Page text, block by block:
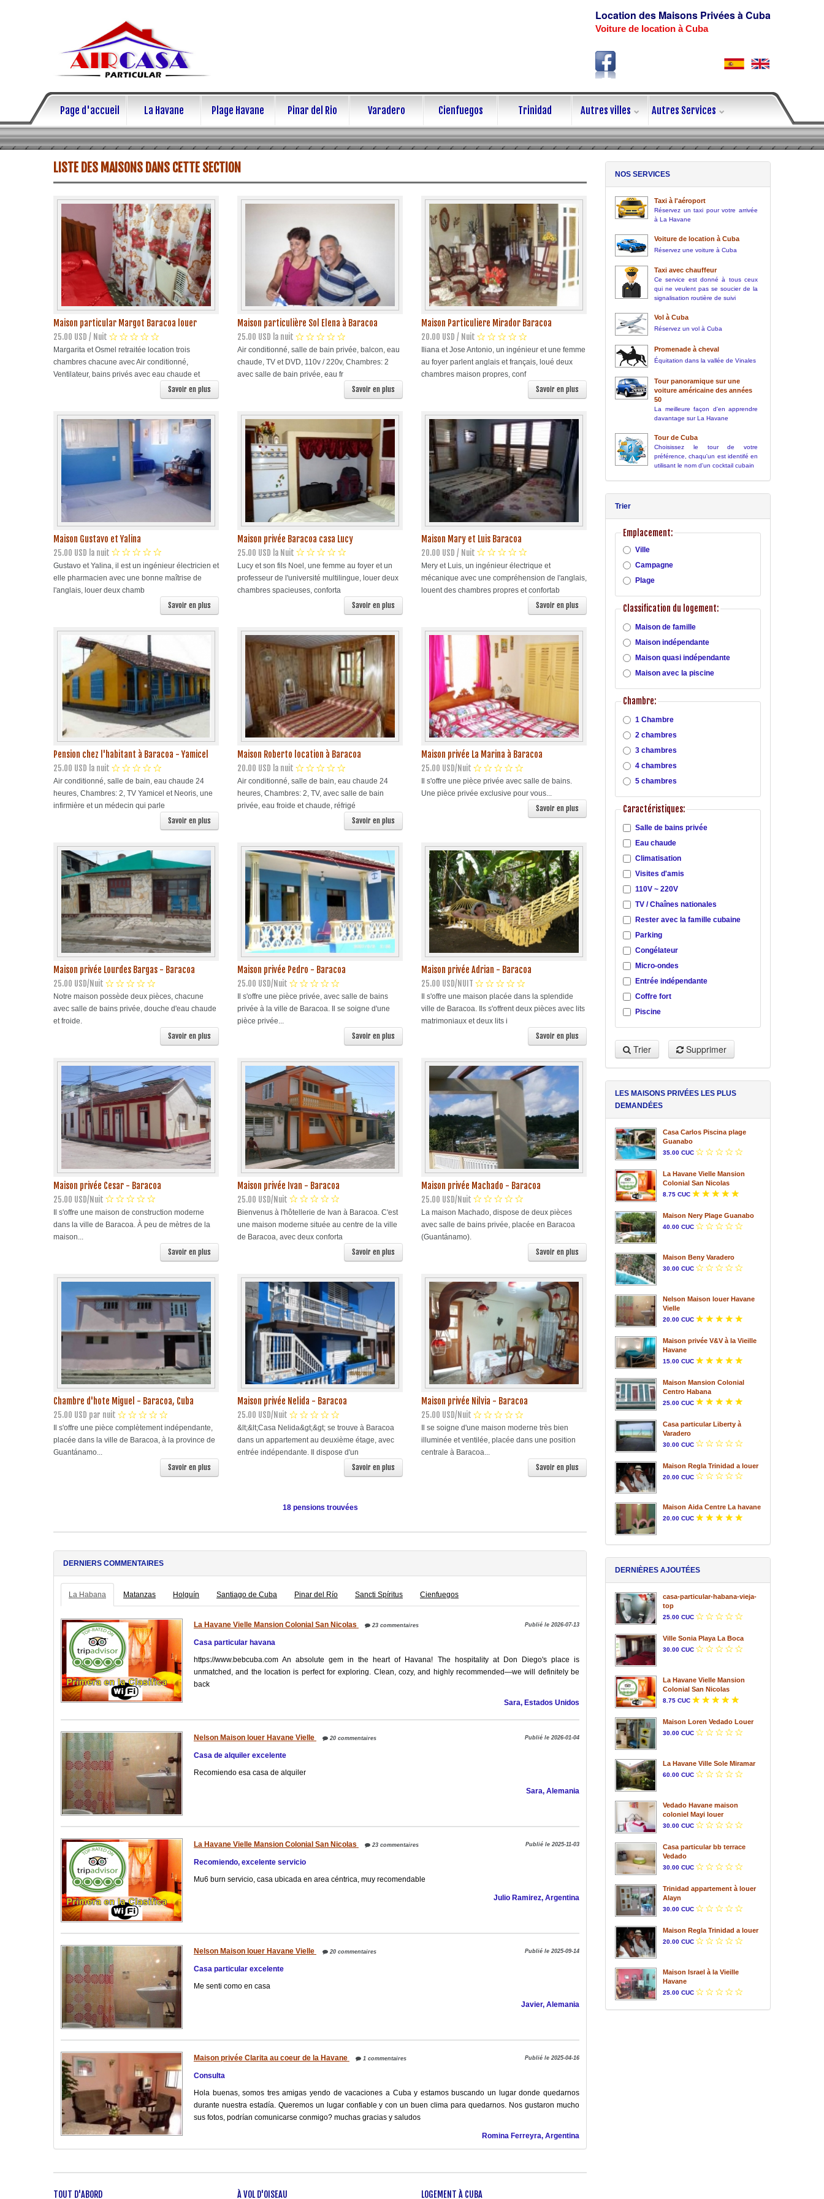
Location des Maisons Privées à Cuba
Voiture de location à Cuba
Page d'accueil La Havane Plage Havane Pinar del Rio Varadero Cienfuegos Trinidad Autres villes Autres Services
LISTE DES MAISONS DANS CETTE SECTION
Maison particular Margot Baracoa louer
25.00 USD / Nuit
Margarita et Osmel retraitée location trois
chambres chacune avec Air conditionné,
Ventilateur, bains privés avec eau chaude et
Savoir en plus
Maison particulière Sol Elena à Baracoa
25.00 USD la nuit
Air conditionné, salle de bain privée, balcon, eau
chaude, TV et DVD, 110v / 220v, Chambres: 2
avec salle de bain privée, eau fr
Savoir en plus
Maison Particuliere Mirador Baracoa
20.00 USD / Nuit
Iliana et Jose Antonio, un ingénieur et une femme
au foyer parlent anglais et français, loué deux
chambres maison propres, conf
Savoir en plus
Maison Gustavo et Yalina
25.00 USD la nuit
Gustavo et Yalina, il est un ingénieur électricien et
elle pharmacien avec une bonne maîtrise de
l'anglais, louer deux chamb
Savoir en plus
Maison privée Baracoa casa Lucy
25.00 USD la Nuit
Lucy et son fils Noel, une femme au foyer et un
professeur de l'université multilingue, louer deux
chambres spacieuses, conforta
Savoir en plus
Maison Mary et Luis Baracoa
20.00 USD / Nuit
Mery et Luis, un ingénieur électrique et
mécanique avec une compréhension de l'anglais,
louent des chambres propres et confortab
Savoir en plus
Pension chez l'habitant à Baracoa - Yamicel
25.00 USD la nuit
Air conditionné, salle de bain, eau chaude 24
heures, Chambres: 2, TV Yamicel et Neoris, une
infirmière et un médecin qui parle
Savoir en plus
Maison Roberto location à Baracoa
20.00 USD la nuit
Air conditionné, salle de bain, eau chaude 24
heures, Chambres: 2, TV, avec salle de bain
privée, eau froide et chaude, réfrigé
Savoir en plus
Maison privée La Marina à Baracoa
25.00 USD/Nuit
Il s'offre une pièce privée avec salle de bains.
Une pièce privée exclusive pour vous...
Savoir en plus
Maison privée Lourdes Bargas - Baracoa
25.00 USD/Nuit
Notre maison possède deux pièces, chacune
avec salle de bains privée, douche d'eau chaude
et froide.
Savoir en plus
Maison privée Pedro - Baracoa
25.00 USD/Nuit
Il s'offre une pièce privée, avec salle de bains
privée à la ville de Baracoa. Il se soigne d'une
pièce privée...
Savoir en plus
Maison privée Adrian - Baracoa
25.00 USD/NUIT
Il s'offre une maison placée dans la splendide
ville de Baracoa. Ils s'offrent deux pièces avec lits
matrimoniaux et deux lits i
Savoir en plus
Maison privée Cesar - Baracoa
25.00 USD/Nuit
Il s'offre une maison de construction moderne
dans la ville de Baracoa. À peu de mètres de la
maison...
Savoir en plus
Maison privée Ivan - Baracoa
25.00 USD/Nuit
Bienvenus à l'hôtellerie de Ivan à Baracoa. C'est
une maison moderne située au centre de la ville
de Baracoa, avec deux conforta
Savoir en plus
Maison privée Machado - Baracoa
25.00 USD/Nuit
La maison Machado, dispose de deux pièces
avec salle de bains privée, placée en Baracoa
(Guantánamo).
Savoir en plus
Chambre d'hote Miguel - Baracoa, Cuba
25.00 USD par nuit
Il s'offre une pièce complètement indépendante,
placée dans la ville de Baracoa, à la province de
Guantánamo...
Savoir en plus
Maison privée Nelida - Baracoa
25.00 USD/Nuit
&lt;&lt;Casa Nelida&gt;&gt; se trouve à Baracoa
dans un appartement au deuxième étage, avec
entrée indépendante. Il dispose d'un
Savoir en plus
Maison privée Nilvia - Baracoa
25.00 USD/Nuit
Il se soigne d'une maison moderne très bien
illuminée et ventilée, placée dans une position
centrale à Baracoa...
Savoir en plus
18 pensions trouvées
DERNIERS COMMENTAIRES
La Habana Matanzas Holguín Santiago de Cuba Pinar del Río Sancti Spíritus Cienfuegos
La Havane Vielle Mansion Colonial San Nicolas 23 commentaires Publié le 2026-07-13
Casa particular havana
https://www.bebcuba.com An absolute gem in the heart of Havana! The hospitality at Don Diego's place is
unmatched, and the location is perfect for exploring. Clean, cozy, and highly recommended—we will definitely be
back
Sara, Estados Unidos
Nelson Maison louer Havane Vielle 20 commentaires Publié le 2026-01-04
Casa de alquiler excelente
Recomiendo esa casa de alquiler
Sara, Alemania
La Havane Vielle Mansion Colonial San Nicolas 23 commentaires Publié le 2025-11-03
Recomiendo, excelente servicio
Mu6 burn servicio, casa ubicada en area céntrica, muy recomendable
Julio Ramirez, Argentina
Nelson Maison louer Havane Vielle 20 commentaires Publié le 2025-09-14
Casa particular excelente
Me senti como en casa
Javier, Alemania
Maison privée Clarita au coeur de la Havane 1 commentaires Publié le 2025-04-16
Consulta
Hola buenas, somos tres amigas yendo de vacaciones a Cuba y estamos buscando un lugar donde quedarnos
durante nuestra estadía. Queremos un lugar confiable y con un buen clima para quedarnos. Nos gustaron mucho
sus fotos, podrían comunicarse conmigo? muchas gracias y saludos
Romina Ferreyra, Argentina
TOUT D'ABORD À VOL D'OISEAU LOGEMENT À CUBA
NOS SERVICES
Taxi à l'aéroport
Réservez un taxi pour votre arrivée
à La Havane
Voiture de location à Cuba
Réservez une voiture à Cuba
Taxi avec chauffeur
Ce service est donné à tous ceux
qui ne veulent pas se soucier de la
signalisation routière de suivi
Vol à Cuba
Réservez un vol à Cuba
Promenade à cheval
Équitation dans la vallée de Vinales
Tour panoramique sur une
voiture américaine des années
50
La meilleure façon d'en apprendre
davantage sur La Havane
Tour de Cuba
Choisissez le tour de votre
préférence, chaqu'un est identifé en
utilisant le nom d'un cocktail cubain
Trier
Emplacement:
Ville
Campagne
Plage
Classification du logement:
Maison de famille
Maison indépendante
Maison quasi indépendante
Maison avec la piscine
Chambre:
1 Chambre
2 chambres
3 chambres
4 chambres
5 chambres
Caractéristiques:
Salle de bains privée
Eau chaude
Climatisation
Visites d'amis
110V ~ 220V
TV / Chaînes nationales
Rester avec la famille cubaine
Parking
Congélateur
Micro-ondes
Entrée indépendante
Coffre fort
Piscine
Trier Supprimer
LES MAISONS PRIVÉES LES PLUS
DEMANDÉES
Casa Carlos Piscina plage
Guanabo
35.00 CUC
La Havane Vielle Mansion
Colonial San Nicolas
8.75 CUC
Maison Nery Plage Guanabo
40.00 CUC
Maison Beny Varadero
30.00 CUC
Nelson Maison louer Havane
Vielle
20.00 CUC
Maison privée V&V à la Vieille
Havane
15.00 CUC
Maison Mansion Colonial
Centro Habana
25.00 CUC
Casa particular Liberty à
Varadero
30.00 CUC
Maison Regla Trinidad a louer
20.00 CUC
Maison Aida Centre La havane
20.00 CUC
DERNIÈRES AJOUTÉES
casa-particular-habana-vieja-
top
25.00 CUC
Ville Sonia Playa La Boca
30.00 CUC
La Havane Vielle Mansion
Colonial San Nicolas
8.75 CUC
Maison Loren Vedado Louer
30.00 CUC
La Havane Ville Sole Miramar
60.00 CUC
Vedado Havane maison
coloniel Mayi louer
30.00 CUC
Casa particular bb terrace
Vedado
30.00 CUC
Trinidad appartement à louer
Alayn
30.00 CUC
Maison Regla Trinidad a louer
20.00 CUC
Maison Israel à la Vieille
Havane
25.00 CUC